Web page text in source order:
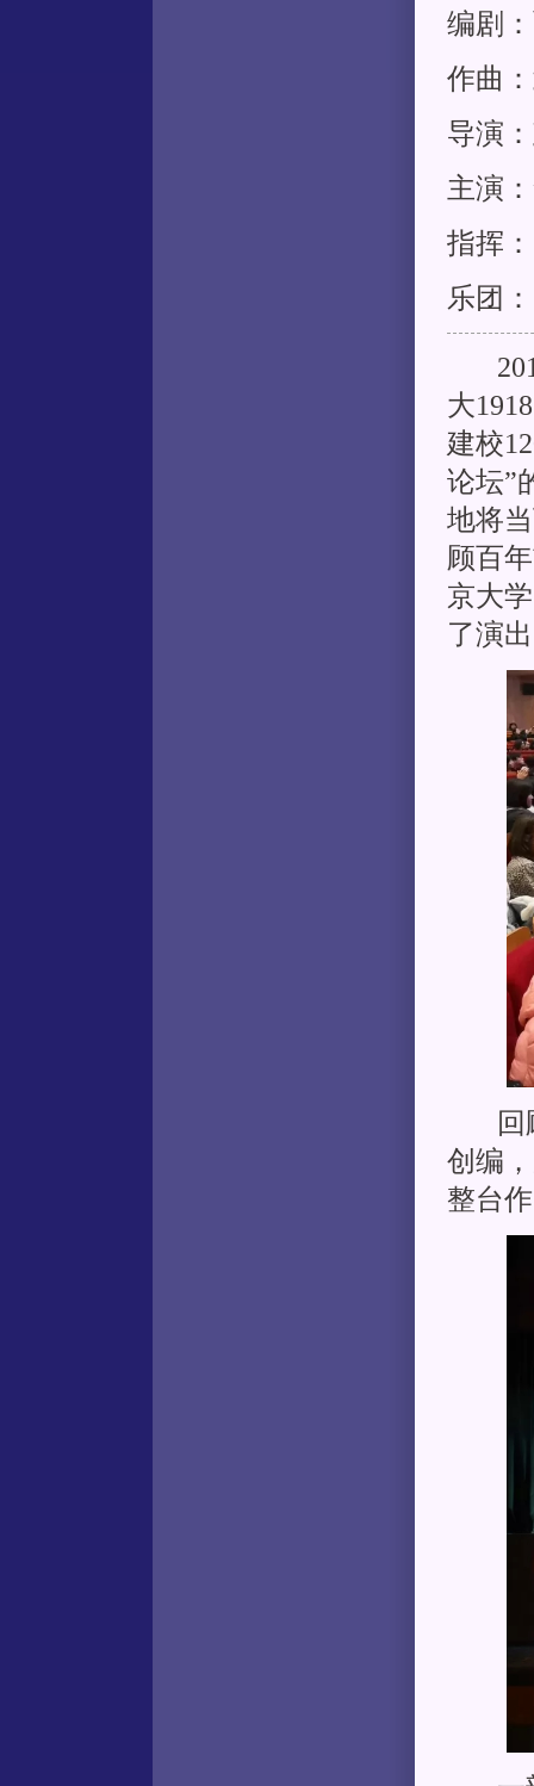
编剧
作曲
导演
主演
指挥
乐团
大
建校
论坛”
地将
顾百
京大
了演
回顾
创编
整台